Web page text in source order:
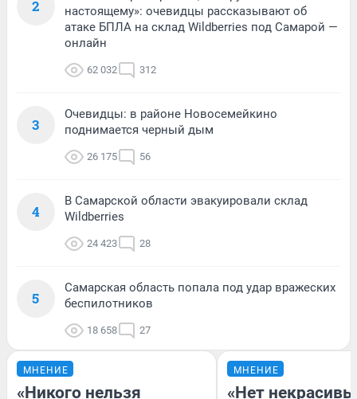
2
настоящему»: очевидцы рассказывают об
атаке БПЛА на склад Wildberries под Самарой —
онлайн
62 032 312
3
Очевидцы: в районе Новосемейкино
поднимается черный дым
26 175 56
4
В Самарской области эвакуировали склад
Wildberries
24 423 28
5
Самарская область попала под удар вражеских
беспилотников
18 658 27
МНЕНИЕ
«Никого нельзя
МНЕНИЕ
«Нет